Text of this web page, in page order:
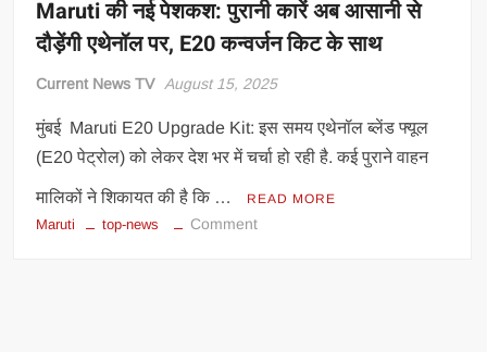
भी
Maruti की नई पेशकश: पुरानी कारें अब आसानी से
दौड़ेंगी एथेनॉल पर, E20 कन्वर्जन किट के साथ
Current News TV August 15, 2025
मुंबई Maruti E20 Upgrade Kit: इस समय एथेनॉल ब्लेंड फ्यूल
(E20 पेट्रोल) को लेकर देश भर में चर्चा हो रही है. कई पुराने वाहन
मालिकों ने शिकायत की है कि … READ MORE
Maruti top-news Commenton